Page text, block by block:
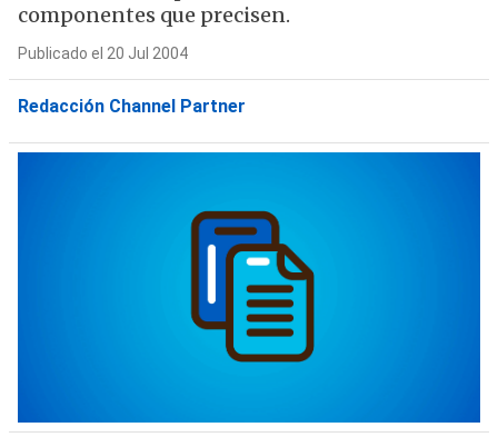
componentes que precisen.
Publicado el 20 Jul 2004
Redacción Channel Partner